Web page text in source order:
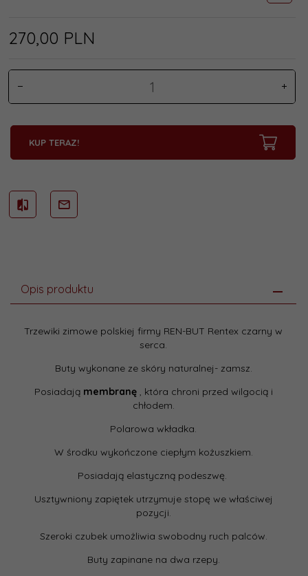
270,00 PLN
KUP TERAZ!
Opis produktu
Trzewiki zimowe polskiej firmy REN-BUT Rentex czarny w
serca.
Buty wykonane ze skóry naturalnej- zamsz.
Posiadają membranę , która chroni przed wilgocią i
chłodem.
Polarowa wkładka.
W środku wykończone ciepłym kożuszkiem.
Posiadają elastyczną podeszwę.
Usztywniony zapiętek utrzymuje stopę we właściwej
pozycji.
Szeroki czubek umożliwia swobodny ruch palców.
Buty zapinane na dwa rzepy.